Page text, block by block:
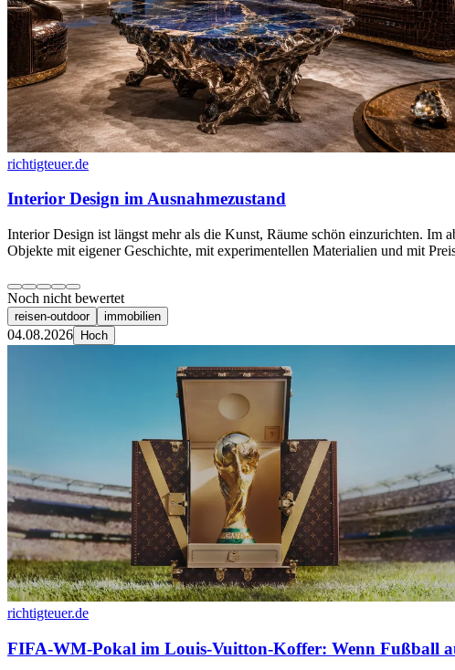
richtigteuer.de
Interior Design im Ausnahmezustand
Interior Design ist längst mehr als die Kunst, Räume schön einzurichten. Im
Objekte mit eigener Geschichte, mit experimentellen Materialien und mit
Noch nicht bewertet
reisen-outdoor immobilien
04.08.2026 Hoch
richtigteuer.de
FIFA-WM-Pokal im Louis-Vuitton-Koffer: Wenn Fußball